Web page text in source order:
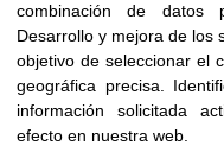
combinación de datos
Desarrollo y mejora de los
objetivo de seleccionar el
geográfica precisa
información solicitada
efecto en nuestra web.